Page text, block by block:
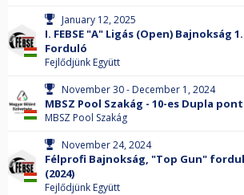
January 12, 2025
I. FEBSE "A" Ligás (Open) Bajnokság 1.
Forduló
Fejlődjünk Együtt
November 30 - December 1, 2024
MBSZ Pool Szakág - 10-es Dupla
MBSZ Pool Szakág
November 24, 2024
Félprofi Bajnokság, "Top Gun"
(2024)
Fejlődjünk Együtt